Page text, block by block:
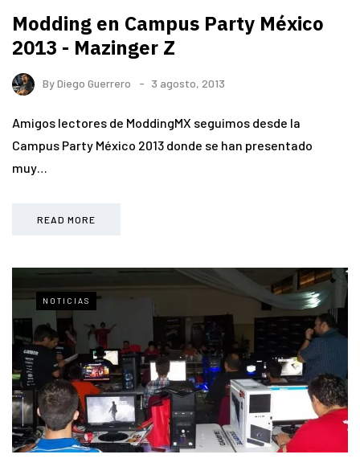
Modding en Campus Party México
2013 - Mazinger Z
ByDiego Guerrero 3 agosto, 2013
Amigos lectores de ModdingMX seguimos desde la
Campus Party México 2013 donde se han presentado
muy…
READ MORE
NOTICIAS